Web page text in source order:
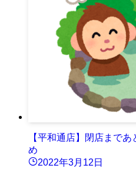
【平和通店】閉店まで
め
2022年3月12日